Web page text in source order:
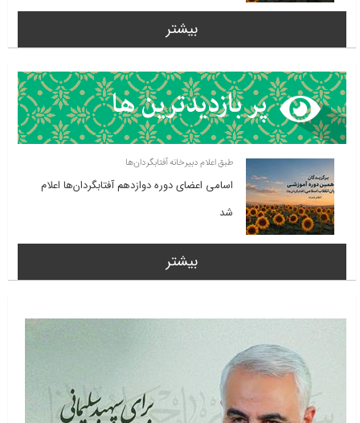
بیشتر
طبق اعلام دبیرخانه آفتابگردان‌ها
اسامی اعضای دوره دوازدهم آفتابگردان‌ها اعلام
شد
بیشتر